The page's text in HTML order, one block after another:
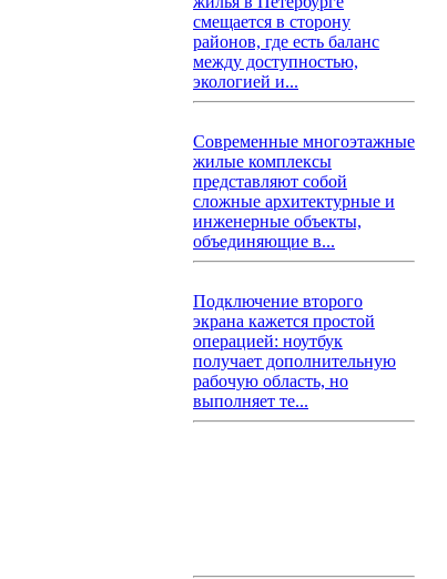
смещается в сторону
районов, где есть баланс
между доступностью,
экологией и...
Современные многоэтажные
жилые комплексы
представляют собой
сложные архитектурные и
инженерные объекты,
объединяющие в...
Подключение второго
экрана кажется простой
операцией: ноутбук
получает дополнительную
рабочую область, но
выполняет те...